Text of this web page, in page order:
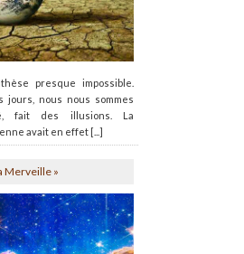
presque impossible.
jours, nous nous sommes
fait des illusions. La
avait en effet [...]
Merveille »